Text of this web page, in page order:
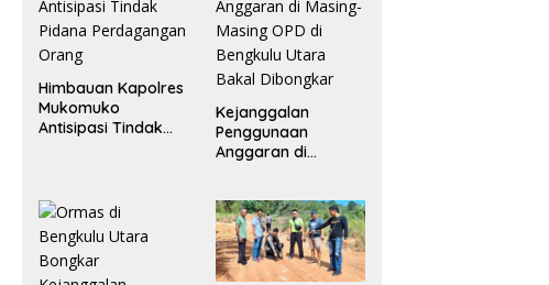
Himbauan Kapolres
Mukomuko
Antisipasi Tindak
Kejanggalan
Penggunaan
Anggaran di
Bakal Dibongkar